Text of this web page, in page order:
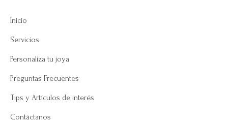
Inicio
Servicios
Personaliza tu joya
Preguntas Frecuentes
Tips y Artículos de interés
Contáctanos